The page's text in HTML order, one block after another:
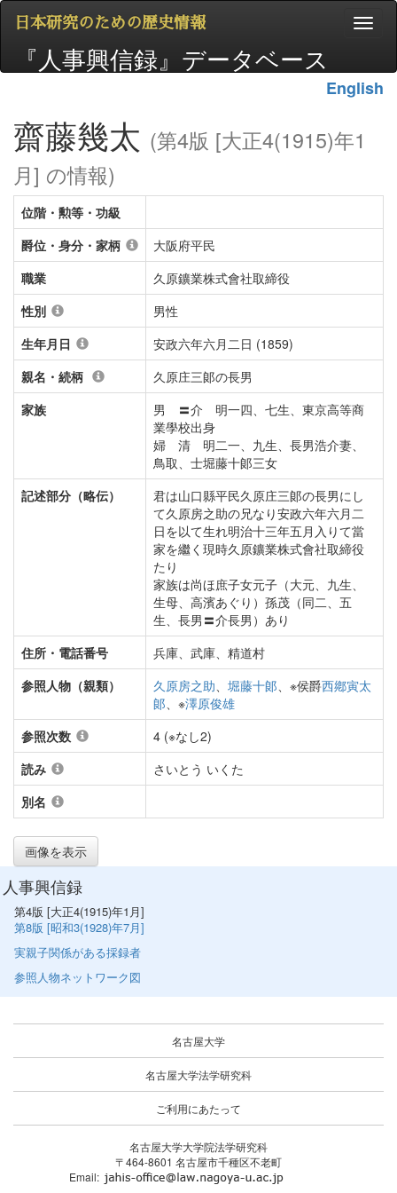
日本研究のための歴史情報
『人事興信録』データベース
English
齋藤幾太 (第4版 [大正4(1915)年1
月] の情報)
位階・勲等・功級
爵位・身分・家柄
大阪府平民
職業
久原鑛業株式會社取締役
性別
男性
生年月日
安政六年六月二日 (1859)
親名・続柄
久原庄三郞の長男
家族
男 〓介 明一四、七生、東京高等商
業學校出身
婦 清 明二一、九生、長男浩介妻、
鳥取、士堀藤十郞三女
記述部分（略伝）
君は山口縣平民久原庄三郞の長男にし
て久原房之助の兄なり安政六年六月二
日を以て生れ明治十三年五月入りて當
家を繼く現時久原鑛業株式會社取締役
たり
家族は尚ほ庶子女元子（大元、九生、
生母、高濱あぐり）孫茂（同二、五
生、長男〓介長男）あり
住所・電話番号
兵庫、武庫、精道村
参照人物（親類）
久原房之助、 堀藤十郞、※侯爵西鄕寅太
郞、※澤原俊雄
参照次数
4 (※なし2)
読み
さいとう いくた
別名
画像を表示
人事興信録
第4版 [大正4(1915)年1月]
第8版 [昭和3(1928)年7月]
実親子関係がある採録者
参照人物ネットワーク図
名古屋大学
名古屋大学法学研究科
ご利用にあたって
名古屋大学大学院法学研究科
〒464-8601 名古屋市千種区不老町
Email: